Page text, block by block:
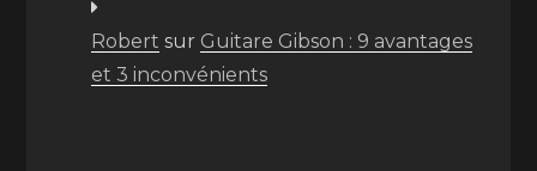
Robert sur Guitare Gibson : 9 avantages
et 3 inconvénients